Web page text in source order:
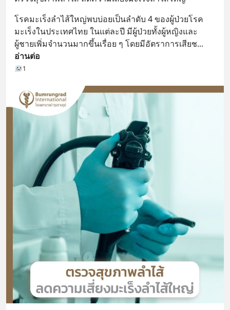
โรคมะเร็งลำไส้ใหญ่พบบ่อยเป็นลำดับ 4 ของผู้ป่วยโรค
มะเร็งในประเทศไทย ในแต่ละปี มีผู้ป่วยทั้งผู้หญิงและ
ผู้ชายเพิ่มจำนวนมากขึ้นเรื่อย ๆ โดยมีอัตราการเสียช
อ่านต่อ
1